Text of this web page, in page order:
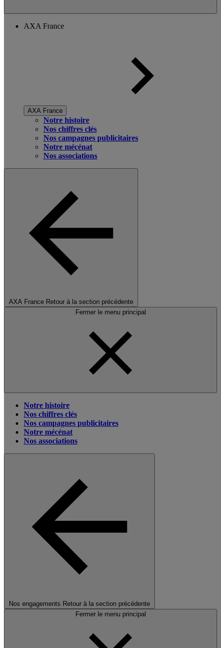
AXA France
AXA France
Notre histoire
Nos chiffres clés
Nos campagnes publicitaires
Notre mécénat
Nos associations
AXA France Retour à la section précédente
Fermer le menu principal
Notre histoire
Nos chiffres clés
Nos campagnes publicitaires
Notre mécénat
Nos associations
Nos engagements Retour à la section précédente
Fermer le menu principal